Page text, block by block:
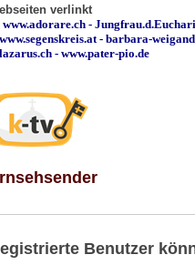
verlinkt
www.adorare.ch -
www.segenskreis.at-barbara-
- www.pater-pio.de
Benutzer